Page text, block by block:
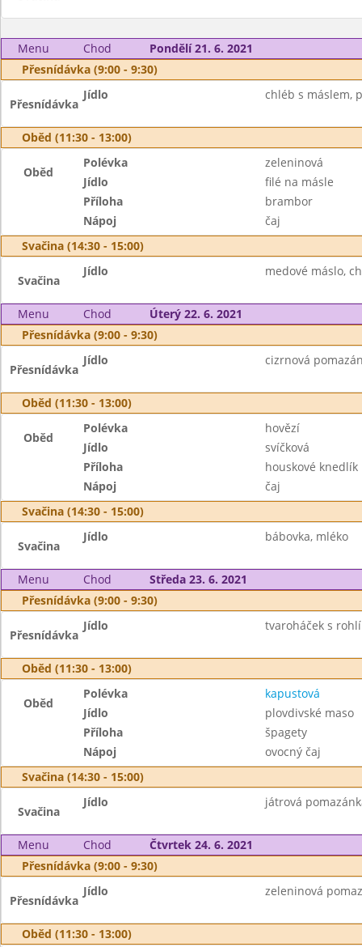
Menu Chod
Pondělí 21. 6. 2021
Přesnídávka (9:00 - 9:30)
Přesnídávka
Jídlo chléb s máslem,
Oběd (11:30 - 13:00)
Oběd
Polévka
zeleninová
Jídlo
filé na másle
Příloha
brambor
Nápoj
čaj
Svačina (14:30 - 15:00)
Svačina
Jídlo medové máslo,
Menu Chod
Úterý 22. 6. 2021
Přesnídávka (9:00 - 9:30)
Přesnídávka
Jídlo cizrnová
Oběd (11:30 - 13:00)
Oběd
Polévka
hovězí
Jídlo
svíčková
Příloha
houskové knedlík
Nápoj
čaj
Svačina (14:30 - 15:00)
Svačina
Jídlo bábovka, mléko
Menu Chod
Středa 23. 6. 2021
Přesnídávka (9:00 - 9:30)
Přesnídávka
Jídlo tvaroháček s
Oběd (11:30 - 13:00)
Oběd
Polévka
kapustová
Jídlo
plovdivské maso
Příloha
špagety
Nápoj
ovocný čaj
Svačina (14:30 - 15:00)
Svačina
Jídlo játrová
Menu Chod
Čtvrtek 24. 6. 2021
Přesnídávka (9:00 - 9:30)
Přesnídávka
Jídlo zeleninová
Oběd (11:30 - 13:00)